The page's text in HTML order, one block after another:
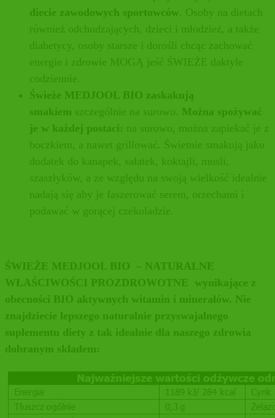
diecie zawodowych sportowców . Osoby na dietach
również odchudzających, dzieci i młodzież, a także
diabetycy, osoby starsze i dorośli chcąc zachować
energie i zdrowie MOGĄ jeść ŚWIEŻE daktyle
codziennie.
Świeże MEDJOOL BIO zaskakują
smakiem szczególnie na surowo. Można spożywać
je w każdej postaci: na surowo, można zapiekać je z
boczkiem, a nawet grillować. Świetnie smakują jako
dodatek do kanapek, sałatek, koktajli, musli,
szaszłyków, a ze względu na swoją wielkość idealnie
nadają się aby je faszerować serem, orzechami i
podawać w gorącej czekoladzie.
ŚWIEŻE MEDJOOL BIO – NATURALNE
WŁAŚCIWOŚCI PROZDROWOTNE wynikające z
obecności BIO aktywnych witamin i minerałów. Nie
znajdziecie lepszego naturalnie przyswajalnego
suplementu diety z tak idealnie dla naszego zdrowia
dobranym składem: